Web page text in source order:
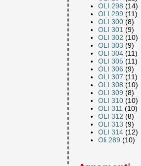
OLI 298 (14)
OLI 299 (11)
OLI 300 (8)
OLI 301 (9)
OLI 302 (10)
OLI 303 (9)
OLI 304 (11)
OLI 305 (11)
OLI 306 (9)
OLI 307 (11)
OLI 308 (10)
OLI 309 (8)
OLI 310 (10)
OLI 311 (10)
OLI 312 (8)
OLI 313 (9)
OLI 314 (12)
Oli 289 (10)